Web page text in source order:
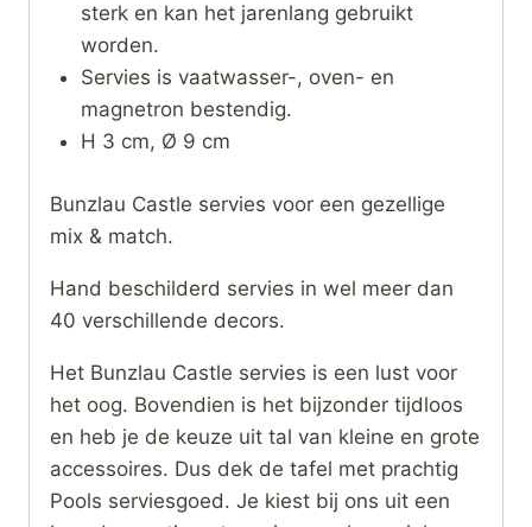
sterk en kan het jarenlang gebruikt
worden.
Servies is vaatwasser-, oven- en
magnetron bestendig.
H 3 cm, Ø 9 cm
Bunzlau Castle servies voor een gezellige
mix & match.
Hand beschilderd servies in wel meer dan
40 verschillende decors.
Het Bunzlau Castle servies is een lust voor
het oog. Bovendien is het bijzonder tijdloos
en heb je de keuze uit tal van kleine en grote
accessoires. Dus dek de tafel met prachtig
Pools serviesgoed. Je kiest bij ons uit een